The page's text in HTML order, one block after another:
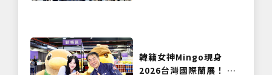
韓籍女神Mingo現身
2026台灣國際蘭展！ 大